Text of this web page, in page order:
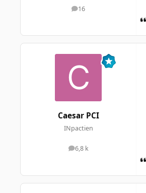
16
messages
Caesar PCI
INpactien
6,8 k
messages